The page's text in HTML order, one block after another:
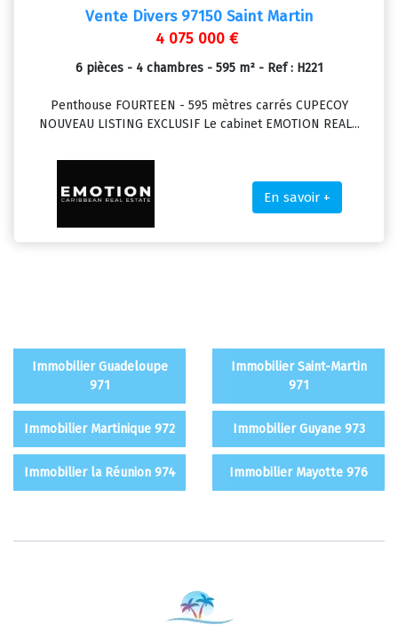
Vente Divers 97150 Saint Martin
4 075 000 €
6 pièces - 4 chambres - 595 m² - Ref : H221
Penthouse FOURTEEN - 595 mètres carrés CUPECOY
NOUVEAU LISTING EXCLUSIF Le cabinet EMOTION REAL...
En savoir +
Immobilier Guadeloupe
971
Immobilier Saint-Martin
971
Immobilier Martinique 972 Immobilier Guyane 973
Immobilier la Réunion 974 Immobilier Mayotte 976